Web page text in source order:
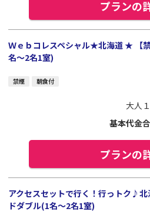
プランの
Ｗｅｂコレスペシャル★北海道 ★ 【
名～2名1室)
禁煙 朝食付
大人
基本代金
プランの
アクセスセットで行く！行っトク♪
ドダブル(1名～2名1室)